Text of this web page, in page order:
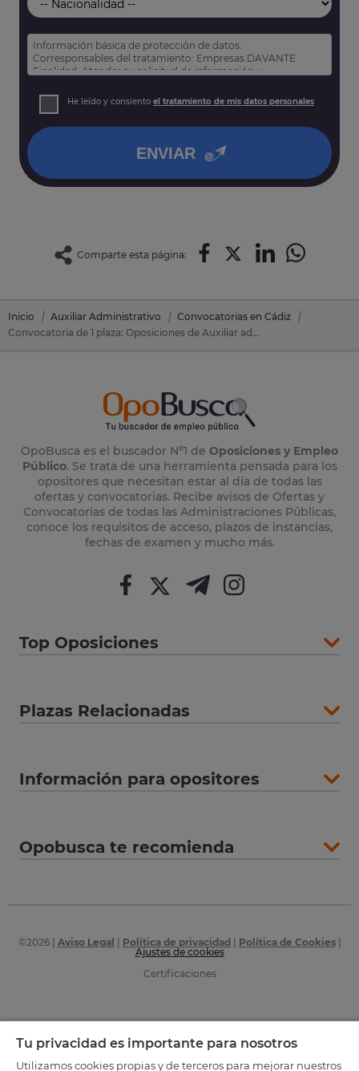
Información básica de protección de datos:
Corresponsables del tratamiento: Empresas DAVANTE
Finalidad: Atender su solicitud de información y
Derechos: Puede acceder, rectificar y suprimir sus datos,
así como otros derechos tal y como se explica en nuestra
He leído y consiento el tratamiento de mis datos personales
ENVIAR
Comparte esta página:
Inicio Auxiliar Administrativo
Convocatorias en Cádiz
Convocatoria de 1 plaza: Oposiciones de Auxiliar administrativo en Vejer De La Frontera (Cádiz)
OpoBusca es el buscador Nº1 de Oposiciones y Empleo
Público. Se trata de una herramienta pensada para los
opositores que necesitan estar al día de todas las
ofertas y convocatorias. Recibe avisos de Ofertas y
Convocatorias de todas las Administraciones Públicas,
conoce los requisitos de acceso, plazos de instancias,
fechas de examen y mucho más.
Top Oposiciones
Plazas Relacionadas
Información para opositores
Opobusca te recomienda
©2026| Aviso Legal Política de privacidad Política de Cookies|
Ajustes de cookies
Certificaciones
Tu privacidad es importante para nosotros
Utilizamos cookies propias y de terceros para mejorar nuestros